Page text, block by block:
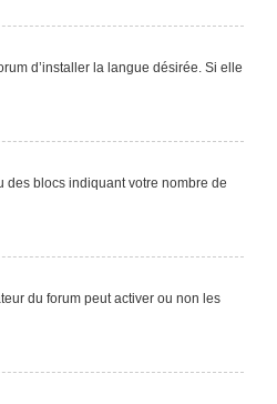
d’installer la langue désirée. Si elle
des blocs indiquant votre nombre de
du forum peut activer ou non les